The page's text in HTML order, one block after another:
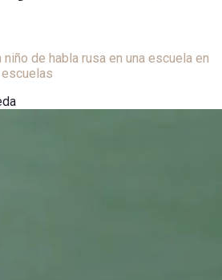
de habla rusa en una escuela en